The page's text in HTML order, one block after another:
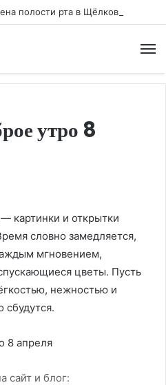
утро 8
картинки и открытки
словно замедляется,
мгновением,
цветы. Пусть
нежностью и
сбудутся.
сайт и блог: